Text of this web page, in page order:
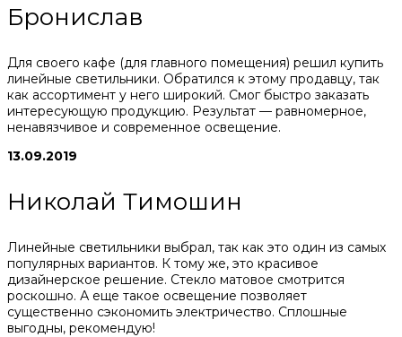
Бронислав
Для своего кафе (для главного помещения) решил купить
линейные светильники. Обратился к этому продавцу, так
как ассортимент у него широкий. Смог быстро заказать
интересующую продукцию. Результат — равномерное,
ненавязчивое и современное освещение.
13.09.2019
Николай Тимошин
Линейные светильники выбрал, так как это один из самых
популярных вариантов. К тому же, это красивое
дизайнерское решение. Стекло матовое смотрится
роскошно. А еще такое освещение позволяет
существенно сэкономить электричество. Сплошные
выгодны, рекомендую!